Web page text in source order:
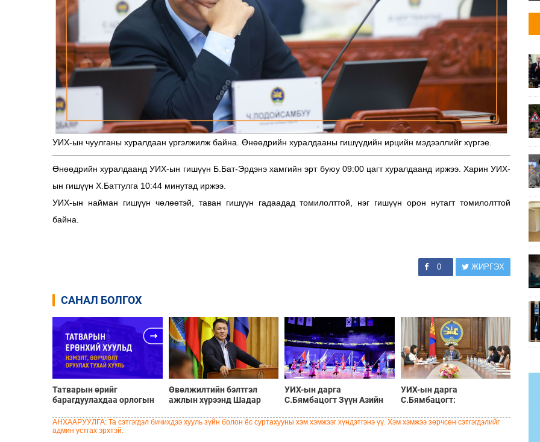
УИХ-ын чуулганы хуралдаан үргэлжилж байна. Өнөөдрийн хуралдааны гишүүдийн ирцийн мэдээллийг хүргэе.
Өнөөдрийн хуралдаанд УИХ-ын гишүүн Б.Бат-Эрдэнэ хамгийн эрт буюу 09:00 цагт хуралдаанд иржээ. Харин УИХ-
ын гишүүн Х.Баттулга 10:44 минутад иржээ.
УИХ-ын найман гишүүн чөлөөтэй, таван гишүүн гадаадад томилолттой, нэг гишүүн орон нутагт томилолттой
байна.
0 ЖИРГЭХ
САНАЛ БОЛГОХ
Татварын өрийг
барагдуулахдаа орлогын
үлдээхээр хуульчилж,
татварын тайлангаа
Өвөлжилтийн бэлтгэл
ажлын хүрээнд Шадар
Дорноговь аймагт
УИХ-ын дарга
С.Бямбацогт Зүүн Азийн
волейболын аварга
УИХ-ын дарга
С.Бямбацогт:
хэрэгжилт, амлалтаас илүү
АНХААРУУЛГА: Та сэтгэгдэл бичихдээ хууль зүйн болон ёс суртахууны хэм хэмжээг хүндэтгэнэ үү. Хэм хэмжээ зөрчсөн сэтгэгдэлийг
админ устгах эрхтэй.